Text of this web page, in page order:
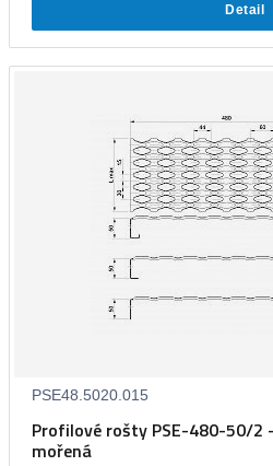
Detail
PSE48.5020.015
Profilové rošty PSE-480-50/2
mořená